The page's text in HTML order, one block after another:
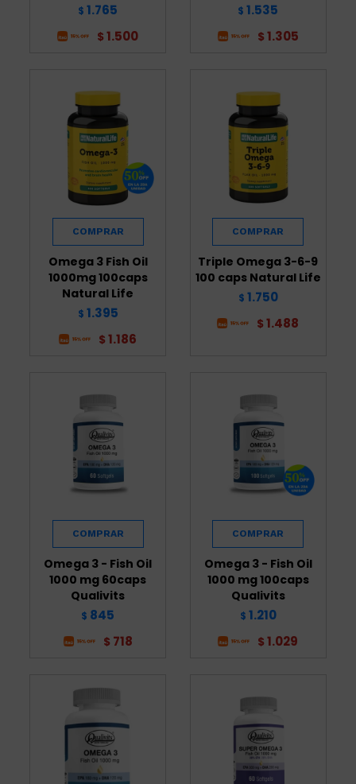
$ 1.765
$ 1.500
$ 1.535
$ 1.305
Omega 3 Fish Oil
1000mg 100caps
Natural Life
$ 1.395
$ 1.186
Triple Omega 3-6-9
100 caps Natural Life
$ 1.750
$ 1.488
Omega 3 - Fish Oil
1000 mg 60caps
Qualivits
$ 845
$ 718
Omega 3 - Fish Oil
1000 mg 100caps
Qualivits
$ 1.210
$ 1.029